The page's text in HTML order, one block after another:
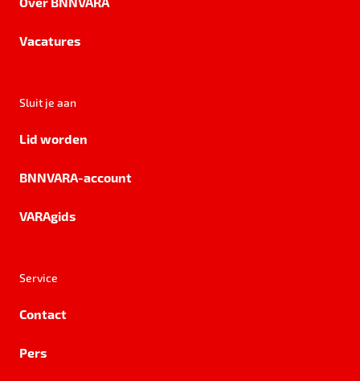
Vacatures
Sluit je aan
Lid worden
BNNVARA-account
VARAgids
Service
Contact
Pers